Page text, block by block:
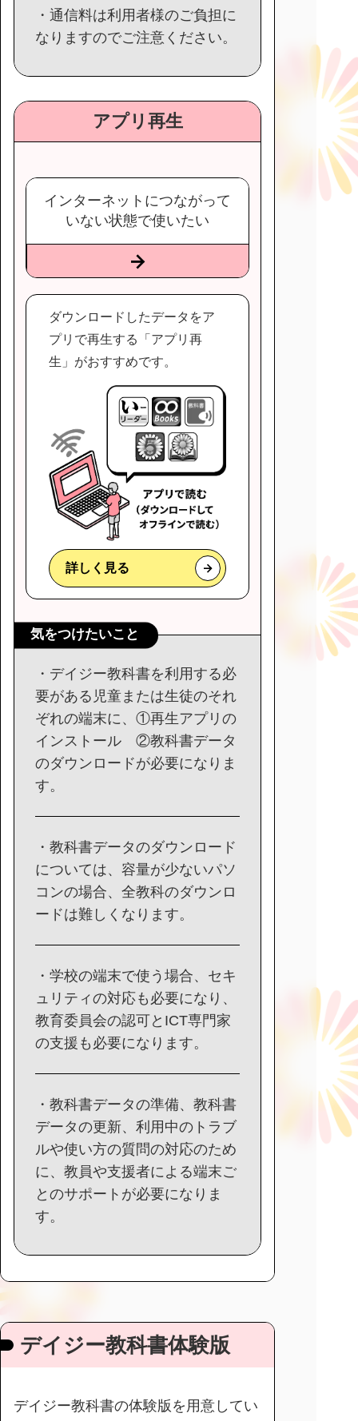
・通信料は利用者様のご負担に
なりますのでご注意ください。
アプリ再生
インターネットにつながって
いない状態で使いたい
ダウンロードしたデータをア
プリで再生する「アプリ再
生」がおすすめです。
詳しく見る
気をつけたいこと
・デイジー教科書を利用する必
要がある児童または生徒のそれ
ぞれの端末に、①再生アプリの
インストール ②教科書データ
のダウンロードが必要になりま
す。
・教科書データのダウンロード
については、容量が少ないパソ
コンの場合、全教科のダウンロ
ードは難しくなります。
・学校の端末で使う場合、セキ
ュリティの対応も必要になり、
教育委員会の認可とICT専門家
の支援も必要になります。
・教科書データの準備、教科書
データの更新、利用中のトラブ
ルや使い方の質問の対応のため
に、教員や支援者による端末ご
とのサポートが必要になりま
す。
デイジー教科書体験版
デイジー教科書の体験版を用意してい